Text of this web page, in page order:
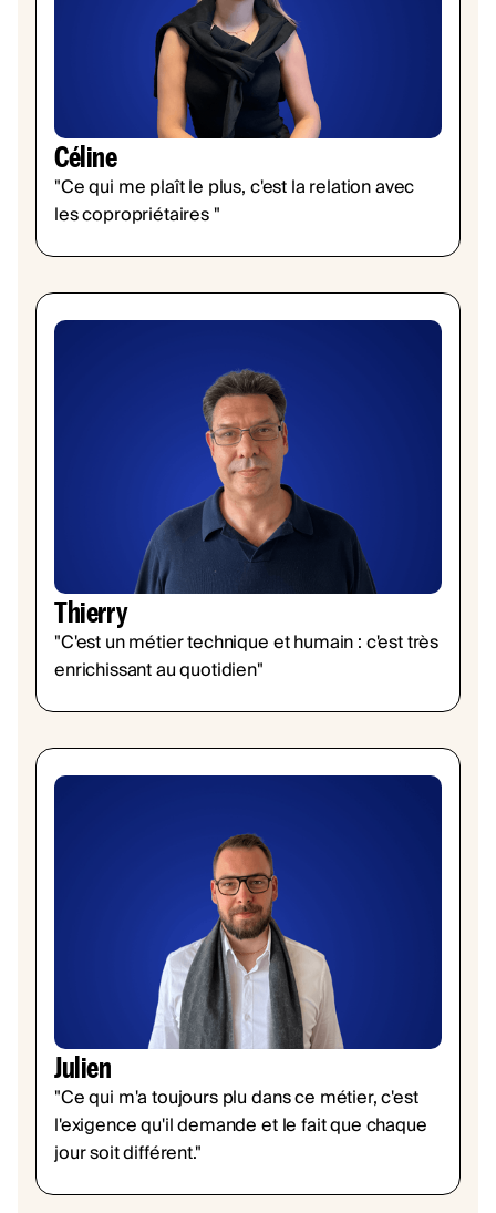
Céline
"Ce qui me plaît le plus, c'est la relation avec
les copropriétaires "
Thierry
"C'est un métier technique et humain : c'est très
enrichissant au quotidien"
Julien
"Ce qui m'a toujours plu dans ce métier, c'est
l'exigence qu'il demande et le fait que chaque
jour soit différent."